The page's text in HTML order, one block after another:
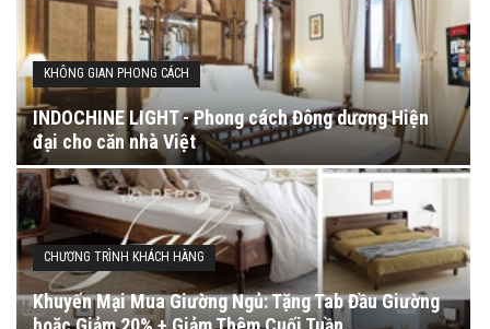
KHÔNG GIAN PHONG CÁCH
INDOCHINE LIGHT - Phong cách Đông dương Hiện
đại cho căn nhà Việt
CHƯƠNG TRÌNH KHÁCH HÀNG
Khuyến Mại Mua Giường Ngủ: Tặng Tab Đầu Giường